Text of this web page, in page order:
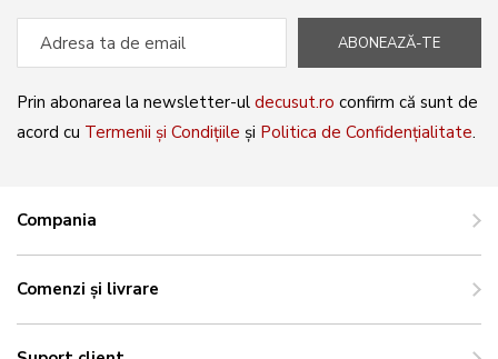
ABONEAZĂ-TE
Prin abonarea la newsletter-ul decusut.ro confirm că sunt de
acord cu Termenii și Condițiile și Politica de Confidențialitate.
Compania
Comenzi și livrare